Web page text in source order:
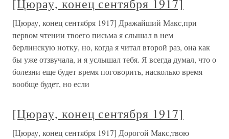
[Цюрау, конец сентября 1917]
[Цюрау, конец сентября 1917] Дражайший Макс,при
первом чтении твоего письма я слышал в нем
берлинскую нотку, но, когда я читал второй раз, она как
бы уже отзвучала, и я услышал тебя. Я всегда думал, что о
болезни еще будет время поговорить, насколько время
вообще будет, но если
[Цюрау, конец сентября 1917]
[Цюрау, конец сентября 1917] Дорогой Макс,твою